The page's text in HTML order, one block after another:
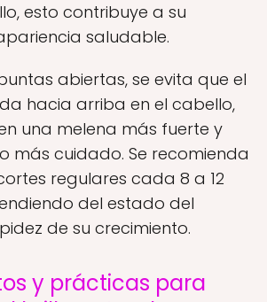
esto contribuye a su
saludable.
abiertas, se evita que el
hacia arriba en el cabello,
una melena más fuerte y
más cuidado. Se recomienda
regulares cada 8 a 12
del estado del
de su crecimiento.
y prácticas para